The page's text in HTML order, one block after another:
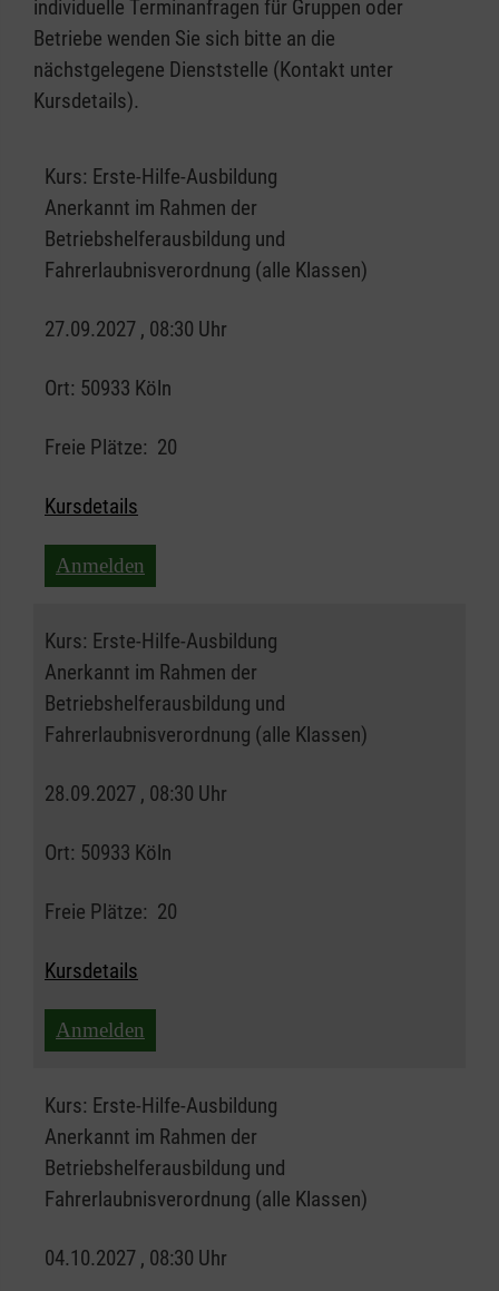
individuelle Terminanfragen für Gruppen oder
Betriebe wenden Sie sich bitte an die
nächstgelegene Dienststelle (Kontakt unter
Kursdetails).
Kurs: Erste-Hilfe-Ausbildung
Anerkannt im Rahmen der
Betriebshelferausbildung und
Fahrerlaubnisverordnung (alle Klassen)
27.09.2027 , 08:30 Uhr
Ort: 50933 Köln
Freie Plätze: 20
Kursdetails
Anmelden
Kurs: Erste-Hilfe-Ausbildung
Anerkannt im Rahmen der
Betriebshelferausbildung und
Fahrerlaubnisverordnung (alle Klassen)
28.09.2027 , 08:30 Uhr
Ort: 50933 Köln
Freie Plätze: 20
Kursdetails
Anmelden
Kurs: Erste-Hilfe-Ausbildung
Anerkannt im Rahmen der
Betriebshelferausbildung und
Fahrerlaubnisverordnung (alle Klassen)
04.10.2027 , 08:30 Uhr